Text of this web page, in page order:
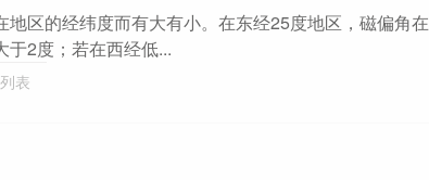
地区的经纬度而有大有小。在东经25度地区，磁偏角在
于2度；若在西经低...
表